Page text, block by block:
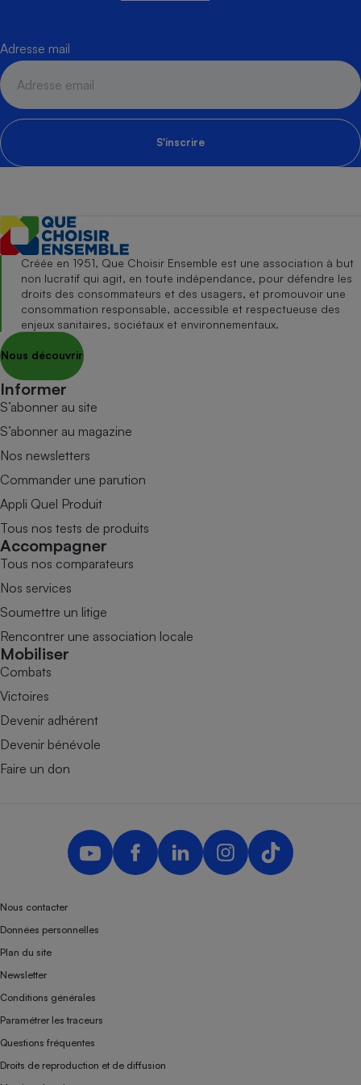
Adresse mail
S'inscrire
Créée en 1951, Que Choisir Ensemble est une association à but
non lucratif qui agit, en toute indépendance, pour défendre les
droits des consommateurs et des usagers, et promouvoir une
consommation responsable, accessible et respectueuse des
enjeux sanitaires, sociétaux et environnementaux.
Nous découvrir
Informer
S’abonner au site
S’abonner au magazine
Nos newsletters
Commander une parution
Appli Quel Produit
Tous nos tests de produits
Accompagner
Tous nos comparateurs
Nos services
Soumettre un litige
Rencontrer une association locale
Mobiliser
Combats
Victoires
Devenir adhérent
Devenir bénévole
Faire un don
Nous contacter
Données personnelles
Plan du site
Newsletter
Conditions générales
Paramétrer les traceurs
Questions fréquentes
Droits de reproduction et de diffusion